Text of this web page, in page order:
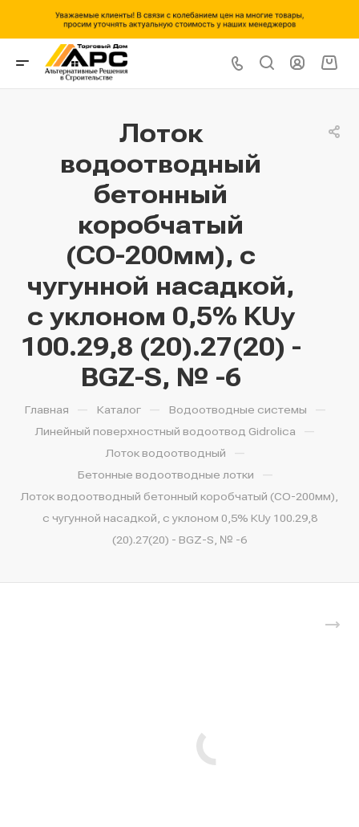
Лоток
водоотводный
бетонный
коробчатый
(СО-200мм), с
чугунной насадкой,
с уклоном 0,5% КUу
100.29,8 (20).27(20) -
BGZ-S, № -6
Главная — Каталог — Водоотводные системы —
Линейный поверхностный водоотвод Gidrolica —
Лоток водоотводный —
Бетонные водоотводные лотки —
Лоток водоотводный бетонный коробчатый (СО-200мм),
с чугунной насадкой, с уклоном 0,5% КUу 100.29,8
(20).27(20) - BGZ-S, № -6